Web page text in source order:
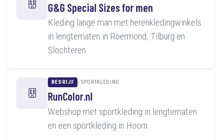
G&G Special Sizes for men
Kleding lange man met herenkledingwinkels
in lengtematen in Roermond, Tilburg en
Slochteren
BEDRIJF SPORTKLEDING
RunColor.nl
Webshop met sportkleding in lengtematen
en een sportkleding in Hoorn